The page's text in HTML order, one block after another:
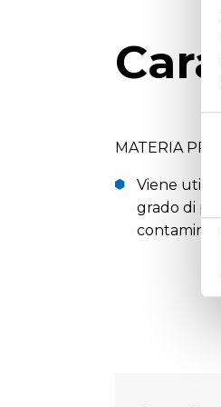
del
MATERIA
Viene
grado di